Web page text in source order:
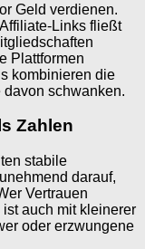
Geld verdienen.
Links fließt
Plattformen
kombinieren die
schwanken.
Zahlen
stabile
darauf,
Vertrauen
auch mit kleinerer
oder erzwungene